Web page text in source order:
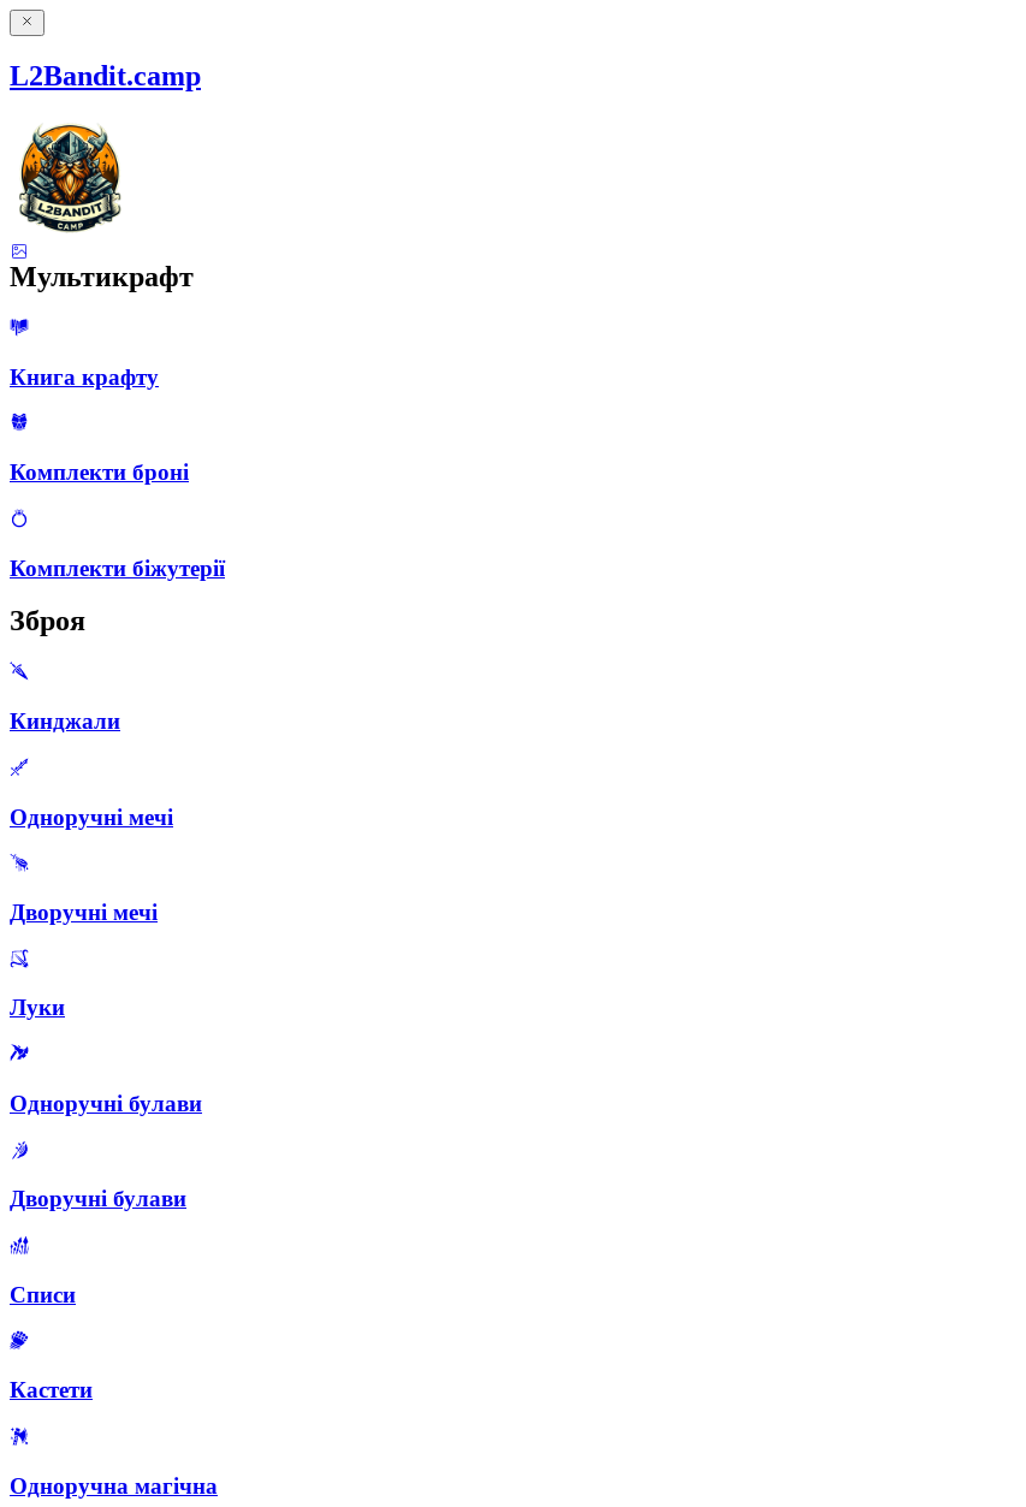
L2Bandit.camp
Мультикрафт
Книга крафту
Комплекти броні
Комплекти біжутерії
Зброя
Кинджали
Одноручні мечі
Дворучні мечі
Луки
Одноручні булави
Дворучні булави
Списи
Кастети
Одноручна магічна